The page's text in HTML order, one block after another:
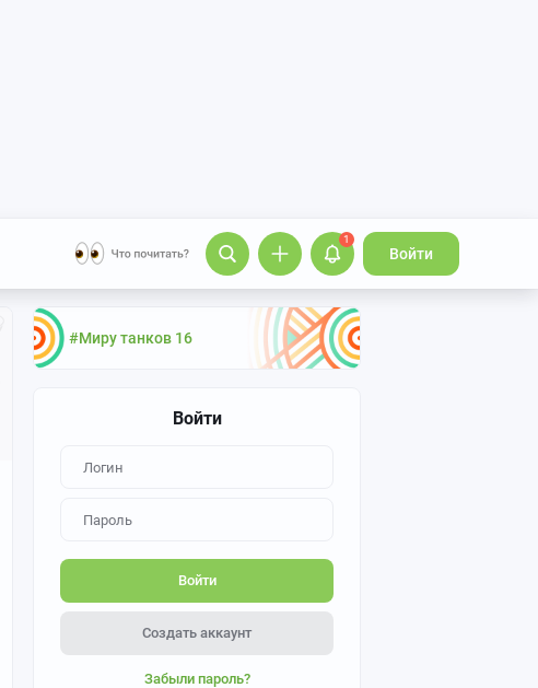
1
Войти
#Миру танков 16
Войти
Войти
Создать аккаунт
Забыли пароль?